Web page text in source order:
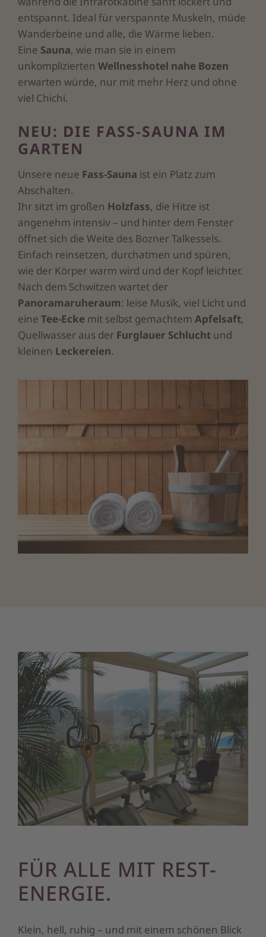
entspannt. Ideal für verspannte Muskeln, müde
Wanderbeine und alle, die Wärme lieben.
Eine Sauna, wie man sie in einem
unkomplizierten Wellnesshotel nahe Bozen
erwarten würde, nur mit mehr Herz und ohne
viel Chichi.
NEU: DIE FASS-SAUNA IM
GARTEN
Unsere neue Fass-Sauna ist ein Platz zum
Abschalten.
Ihr sitzt im großen Holzfass, die Hitze ist
angenehm intensiv – und hinter dem Fenster
öffnet sich die Weite des Bozner Talkessels.
Einfach reinsetzen, durchatmen und spüren,
wie der Körper warm wird und der Kopf leichter.
Nach dem Schwitzen wartet der
Panoramaruheraum: leise Musik, viel Licht und
eine Tee-Ecke mit selbst gemachtem Apfelsaft,
Quellwasser aus der Furglauer Schlucht und
kleinen Leckereien.
FÜR ALLE MIT REST-
ENERGIE.
Klein, hell, ruhig – und mit einem schönen Blick